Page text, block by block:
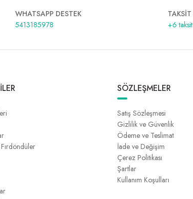
WHATSAPP DESTEK
5413185978
TAKSİT
+6
SÖZLEŞMELER
Satış Sözleşmesi
Gizlilik ve Güvenlik
Ödeme ve Teslimat
İade ve Değişim
Çerez Politikası
Şartlar
Kullanım Koşulları